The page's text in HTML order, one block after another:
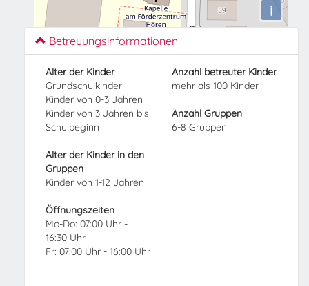
i
Betreuungsinformationen
Alter der Kinder
Grundschulkinder
Kinder von 0-3 Jahren
Kinder von 3 Jahren bis
Schulbeginn
Alter der Kinder in den
Gruppen
Kinder von 1-12 Jahren
Anzahl betreuter Kinder
mehr als 100 Kinder
Anzahl Gruppen
6-8 Gruppen
Öffnungszeiten
Mo-Do: 07:00 Uhr -
16:30 Uhr
Fr: 07:00 Uhr - 16:00 Uhr